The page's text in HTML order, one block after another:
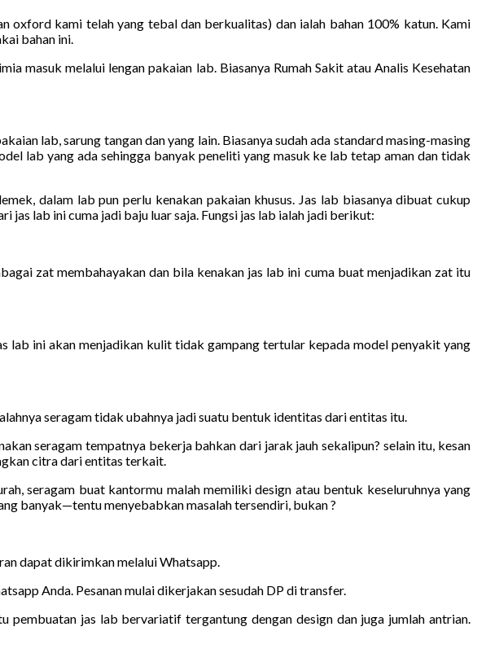
oxford kami telah yang tebal dan berkualitas) dan ialah bahan 100% katun. Kami
bahan ini.
masuk melalui lengan pakaian lab. Biasanya Rumah Sakit atau Analis Kesehatan
lab, sarung tangan dan yang lain. Biasanya sudah ada standard masing-masing
lab yang ada sehingga banyak peneliti yang masuk ke lab tetap aman dan tidak
dalam lab pun perlu kenakan pakaian khusus. Jas lab biasanya dibuat cukup
jas lab ini cuma jadi baju luar saja. Fungsi jas lab ialah jadi berikut:
zat membahayakan dan bila kenakan jas lab ini cuma buat menjadikan zat itu
lab ini akan menjadikan kulit tidak gampang tertular kepada model penyakit yang
seragam tidak ubahnya jadi suatu bentuk identitas dari entitas itu.
seragam tempatnya bekerja bahkan dari jarak jauh sekalipun? selain itu, kesan
citra dari entitas terkait.
seragam buat kantormu malah memiliki design atau bentuk keseluruhnya yang
banyak—tentu menyebabkan masalah tersendiri, bukan ?
dapat dikirimkan melalui Whatsapp.
Anda. Pesanan mulai dikerjakan sesudah DP di transfer.
jas lab bervariatif tergantung dengan design dan juga jumlah antrian.